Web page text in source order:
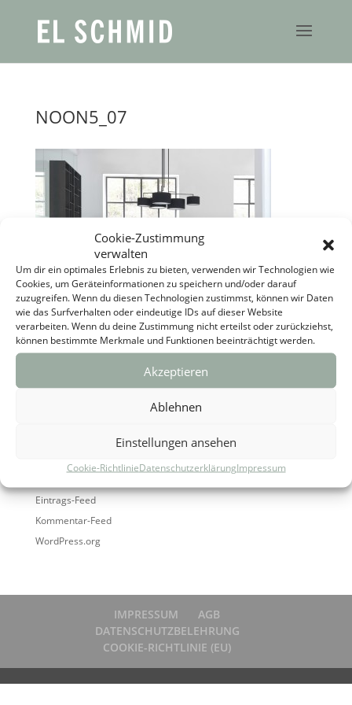
Cookie-Zustimmung
verwalten
Um dir ein optimales Erlebnis zu bieten, verwenden wir Technologien wie
Cookies, um Geräteinformationen zu speichern und/oder darauf
zuzugreifen. Wenn du diesen Technologien zustimmst, können wir Daten
wie das Surfverhalten oder eindeutige IDs auf dieser Website
verarbeiten. Wenn du deine Zustimmung nicht erteilst oder zurückziehst,
können bestimmte Merkmale und Funktionen beeinträchtigt werden.
Akzeptieren
Ablehnen
Einstellungen ansehen
Cookie-RichtlinieDatenschutzerklärungImpressum
NOON5_07
Eintrags-Feed
Kommentar-Feed
WordPress.org
IMPRESSUM
AGB
DATENSCHUTZBELEHRUNG
COOKIE-RICHTLINIE (EU)